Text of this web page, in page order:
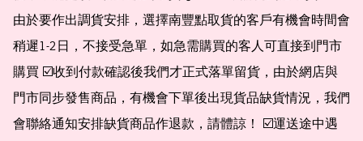
由於要作出調貨安排，選擇南豐點取貨的客戶有機會時間會
稍遲1-2日，不接受急單，如急需購買的客人可直接到門市
購買 ☑️收到付款確認後我們才正式落單留貨，由於網店與
門市同步發售商品，有機會下單後出現貨品缺貨情況，我們
會聯絡通知安排缺貨商品作退款，請體諒！ ☑️運送途中遇